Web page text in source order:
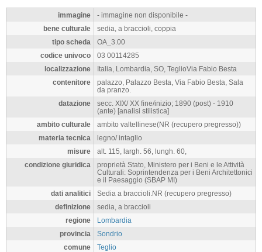
immagine
- immagine non disponibile -
bene culturale
sedia, a braccioli, coppia
tipo scheda
OA_3.00
codice univoco
03 00114285
localizzazione
Italia, Lombardia, SO, TeglioVia Fabio Besta
contenitore
palazzo, Palazzo Besta, Via Fabio Besta, Sala
da pranzo.
datazione
secc. XIX/ XX fine/inizio; 1890 (post) - 1910
(ante) [analisi stilistica]
ambito culturale
ambito valtellinese(NR (recupero pregresso))
materia tecnica
legno/ intaglio
misure
alt. 115, largh. 56, lungh. 60,
condizione giuridica
proprietà Stato, Ministero per i Beni e le Attività
Culturali: Soprintendenza per i Beni Architettonici
e il Paesaggio (SBAP MI)
dati analitici
Sedia a braccioli.NR (recupero pregresso)
definizione
sedia, a braccioli
regione
Lombardia
provincia
Sondrio
comune
Teglio